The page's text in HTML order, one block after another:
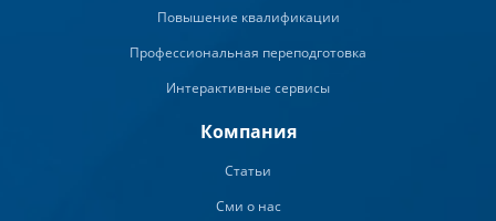
Повышение квалификации
Профессиональная переподготовка
Интерактивные сервисы
Компания
Статьи
Сми о нас